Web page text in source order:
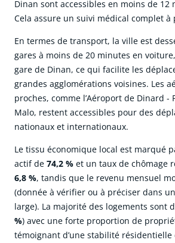
Dinan sont accessibles en moins de 12
Cela assure un suivi médical complet à
En termes de transport, la ville est
gares à moins de 20 minutes en
gare de Dinan, ce qui facilite les
grandes agglomérations voisines. Les
proches, comme l’Aéroport de Dinard -
Malo, restent accessibles pour des
nationaux et internationaux.
Le tissu économique local est marqué
actif de 74,2 % et un taux de chômage
6,8 %, tandis que le revenu mensuel
(donnée à vérifier ou à préciser dans
large). La majorité des logements sont
%) avec une forte proportion de
témoignant d’une stabilité résidentielle